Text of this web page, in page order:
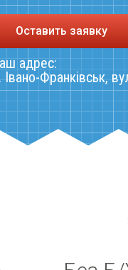
Оставить заявку
адрес:
Івано-Франківськ,